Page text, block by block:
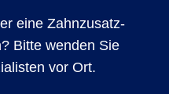
eine Zahn­zusatz­
Bitte wenden Sie
vor Ort.